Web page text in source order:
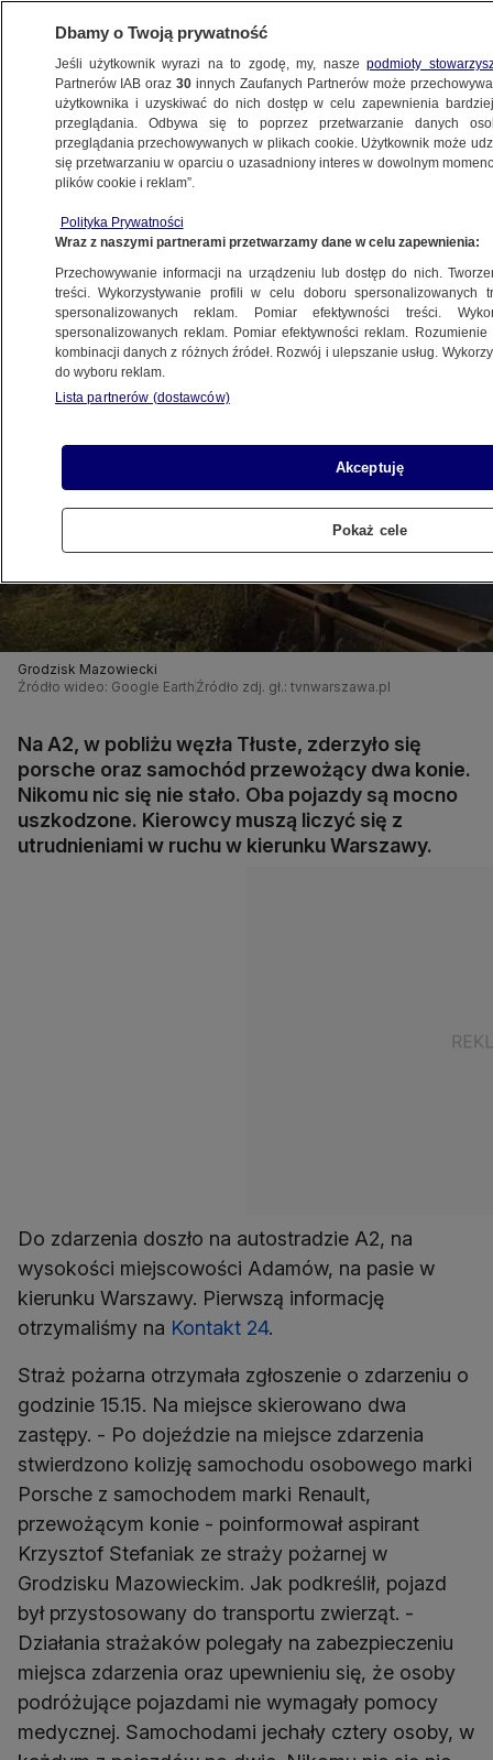
WARSZAWA
OKOLICE
przewożącego konie. Utrudnienia na A2
29.09.2023, 18:32
Udostępnij
Grodzisk Mazowiecki
Źródło wideo: Google Earth Źródło zdj. gł.: tvnwarszawa.pl
Na A2, w pobliżu węzła Tłuste, zderzyło się
porsche oraz samochód przewożący dwa konie.
Nikomu nic się nie stało. Oba pojazdy są mocno
uszkodzone. Kierowcy muszą liczyć się z
utrudnieniami w ruchu w kierunku Warszawy.
Do zdarzenia doszło na autostradzie A2, na
wysokości miejscowości Adamów, na pasie w
kierunku Warszawy. Pierwszą informację
otrzymaliśmy na Kontakt 24.
Straż pożarna otrzymała zgłoszenie o zdarzeniu o
godzinie 15.15. Na miejsce skierowano dwa
zastępy. - Po dojeździe na miejsce zdarzenia
stwierdzono kolizję samochodu osobowego marki
Porsche z samochodem marki Renault,
przewożącym konie - poinformował aspirant
Krzysztof Stefaniak ze straży pożarnej w
Grodzisku Mazowieckim. Jak podkreślił, pojazd
był przystosowany do transportu zwierząt. -
Działania strażaków polegały na zabezpieczeniu
miejsca zdarzenia oraz upewnieniu się, że osoby
podróżujące pojazdami nie wymagały pomocy
medycznej. Samochodami jechały cztery osoby, w
Dbamy o Twoją prywatność
Jeśli użytkownik wyrazi na to zgodę, my, naszepodmioty
Partnerów IAB oraz30 innych Zaufanych Partnerów może
użytkownika i uzyskiwać do nich dostęp w celu zapewnienia
przeglądania. Odbywa się to poprzez przetwarzanie danych
przeglądania przechowywanych w plikach cookie. Użytkownik może
się przetwarzaniu w oparciu o uzasadniony interes w dowolnym
plików cookie i reklam”.
Polityka Prywatności
Wraz z naszymi partnerami przetwarzamy dane w celu zapewnienia:
Przechowywanie informacji na urządzeniu lub dostęp do nich.
treści. Wykorzystywanie profili w celu doboru spersonalizowanych
spersonalizowanych reklam. Pomiar efektywności treści.
spersonalizowanych reklam. Pomiar efektywności reklam.
kombinacji danych z różnych źródeł. Rozwój i ulepszanie usług.
do wyboru reklam.
Lista partnerów (dostawców)
Akceptuję
Pokaż cele